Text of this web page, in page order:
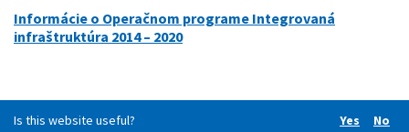
Informácie o Operačnom programe Integrovaná
infraštruktúra 2014 – 2020
Is this website useful?
Yes
No